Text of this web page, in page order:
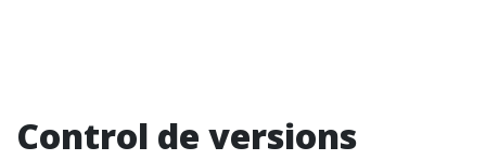
Control de versions